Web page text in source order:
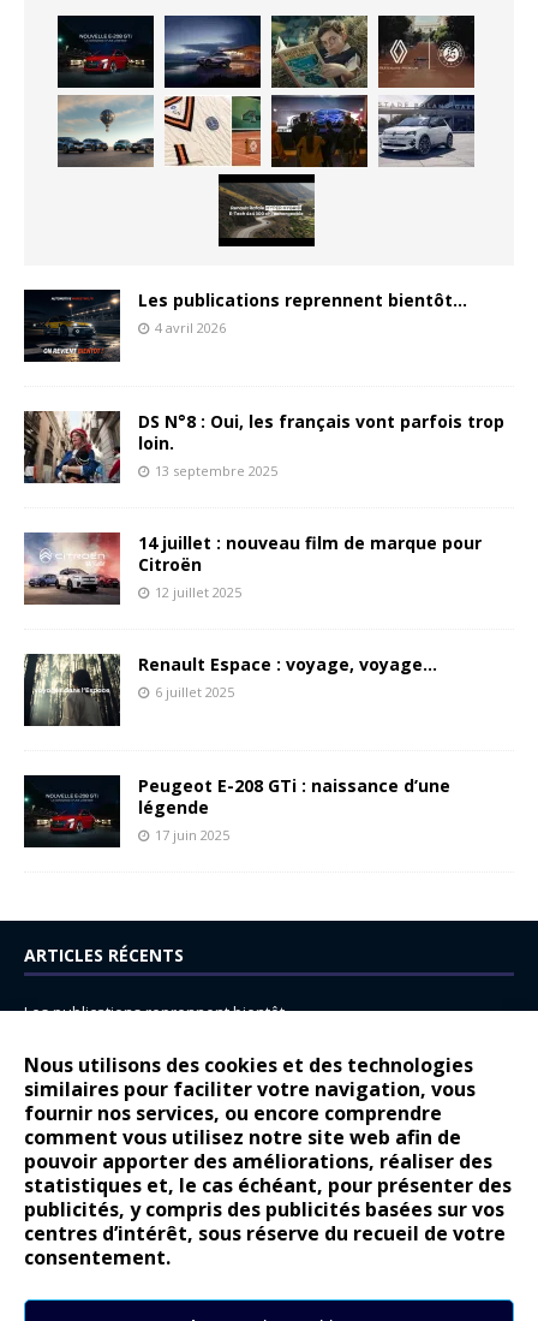
Nous utilisons des cookies et des technologies
similaires pour faciliter votre navigation, vous
fournir nos services, ou encore comprendre
comment vous utilisez notre site web afin de
pouvoir apporter des améliorations, réaliser des
statistiques et, le cas échéant, pour présenter des
publicités, y compris des publicités basées sur vos
centres d’intérêt, sous réserve du recueil de votre
consentement.
Les publications reprennent bientôt…
4 avril 2026
DS N°8 : Oui, les français vont parfois trop
loin.
13 septembre 2025
14 juillet : nouveau film de marque pour
Citroën
12 juillet 2025
Renault Espace : voyage, voyage…
6 juillet 2025
Peugeot E-208 GTi : naissance d’une
légende
17 juin 2025
ARTICLES RÉCENTS
Les publications reprennent bientôt…
14 juillet : nouveau film de marque pour Citroën
Renault Espace : voyage, voyage…
Peugeot E-208 GTi : naissance d’une légende
COMMENTAIRES RÉCENTS
Bernard Dardartdans
Gilly